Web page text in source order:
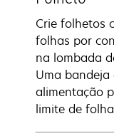
Crie folhetos
folhas por
na lombada
Uma
alimentação
limite de